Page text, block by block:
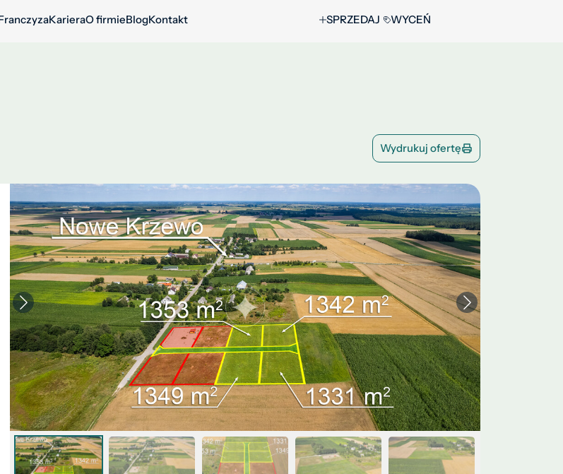
KarieraO firmieBlogKontakt SPRZEDAJ WYCEŃ
Wydrukuj ofertę